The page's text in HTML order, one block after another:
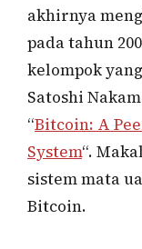
akhirnya
pada tahun
kelompok
Satoshi
“Bitcoin: A
System“.
sistem mata
Bitcoin.